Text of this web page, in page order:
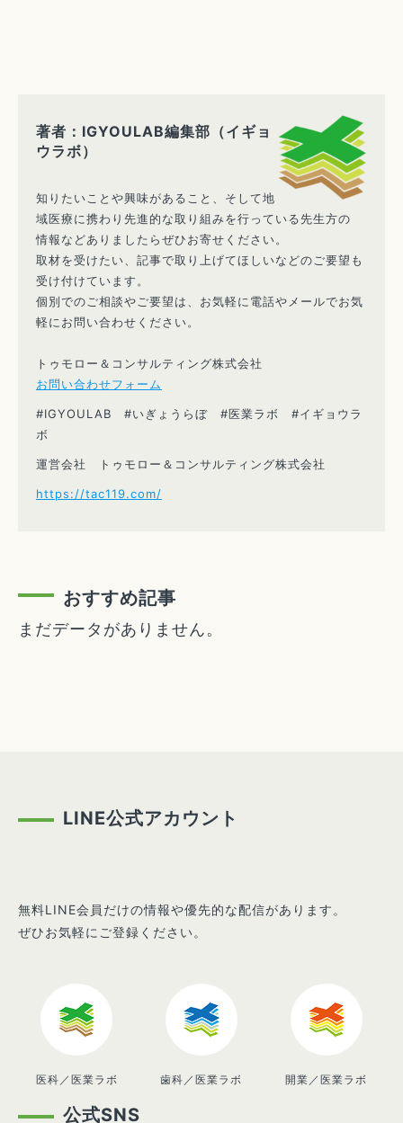
著者：IGYOULAB編集部（イギョ
ウラボ）
知りたいことや興味があること、そして地
域医療に携わり先進的な取り組みを行っている先生方の
情報などありましたらぜひお寄せください。
取材を受けたい、記事で取り上げてほしいなどのご要望も
受け付けています。
個別でのご相談やご要望は、お気軽に電話やメールでお気
軽にお問い合わせください。
トゥモロー＆コンサルティング株式会社
お問い合わせフォーム
#IGYOULAB #いぎょうらぼ #医業ラボ #イギョウラ
ボ
運営会社 トゥモロー＆コンサルティング株式会社
https://tac119.com/
おすすめ記事
まだデータがありません。
LINE公式アカウント
無料LINE会員だけの情報や優先的な配信があります。
ぜひお気軽にご登録ください。
医科／医業ラボ 歯科／医業ラボ 開業／医業ラボ
公式SNS